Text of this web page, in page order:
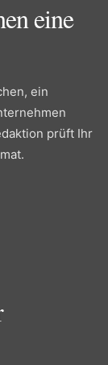
eine
ein
prüft Ihr